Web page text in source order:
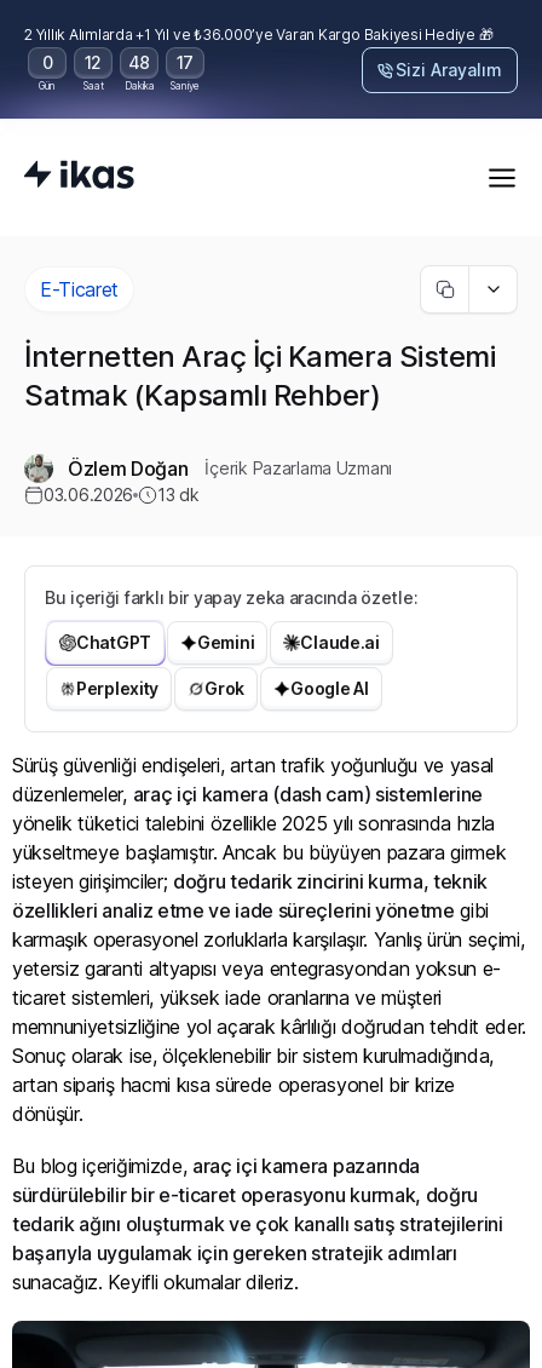
2 Yıllık Alımlarda +1 Yıl ve ₺36.000’ye Varan Kargo Bakiyesi Hediye 🎁
0
Gün
12
Saat
48
Dakika
16
Saniye
Sizi Arayalım
E-Ticaret
İnternetten Araç İçi Kamera Sistemi
Satmak (Kapsamlı Rehber)
Özlem Doğan
İçerik Pazarlama Uzmanı
03.06.2026
13 dk
Bu içeriği farklı bir yapay zeka aracında özetle:
ChatGPT Gemini Claude.ai
Perplexity Grok Google AI
Sürüş güvenliği endişeleri, artan trafik yoğunluğu ve yasal
düzenlemeler, araç içi kamera (dash cam) sistemlerine
yönelik tüketici talebini özellikle 2025 yılı sonrasında hızla
yükseltmeye başlamıştır. Ancak bu büyüyen pazara girmek
isteyen girişimciler; doğru tedarik zincirini kurma, teknik
özellikleri analiz etme ve iade süreçlerini yönetme gibi
karmaşık operasyonel zorluklarla karşılaşır. Yanlış ürün seçimi,
yetersiz garanti altyapısı veya entegrasyondan yoksun e-
ticaret sistemleri, yüksek iade oranlarına ve müşteri
memnuniyetsizliğine yol açarak kârlılığı doğrudan tehdit eder.
Sonuç olarak ise, ölçeklenebilir bir sistem kurulmadığında,
artan sipariş hacmi kısa sürede operasyonel bir krize
dönüşür.
Bu blog içeriğimizde, araç içi kamera pazarında
sürdürülebilir bir e-ticaret operasyonu kurmak, doğru
tedarik ağını oluşturmak ve çok kanallı satış stratejilerini
başarıyla uygulamak için gereken stratejik adımları
sunacağız. Keyifli okumalar dileriz.